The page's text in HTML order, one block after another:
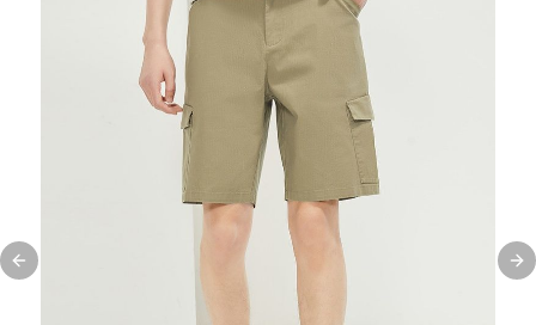
Previous slide